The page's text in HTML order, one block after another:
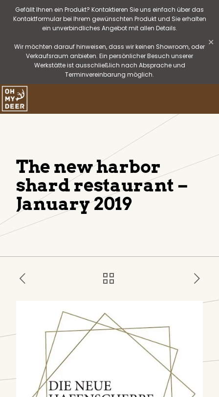
Gefällt Ihnen ein Produkt? Kontaktieren Sie uns einfach über das
Kontaktformular bei Ihrem gewünschten Produkt und Sie erhalten
ein unverbindliches Angebot mit allen Details.
Wir möchten darauf hinweisen, dass wir keinen Showroom, oder
Verkaufsraum anbieten. Ein persönlicher Besuch unserer
Werkstätte ist ausschließlich nach Absprache und
Terminvereinbarung möglich.
✕
The new harbor
shard restaurant –
January 2019